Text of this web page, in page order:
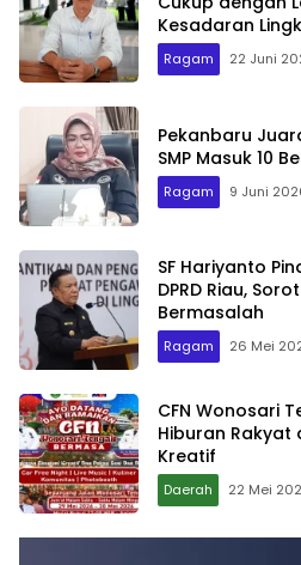
Kesadaran
Ragam 22 Juni
Pekanbaru
SMP Masuk 10
Ragam 9 Juni
SF Hariyanto
DPRD Riau,
Bermasalah
Ragam 26 Mei
CFN Wonosari
Hiburan Rakyat
Kreatif
Daerah 22 Mei